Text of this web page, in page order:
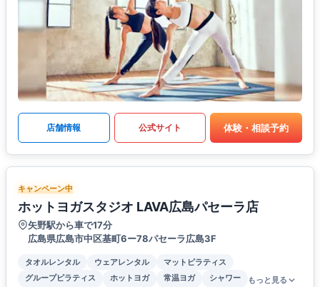
店舗情報 公式サイト 体験・相談予約
キャンペーン中
ホットヨガスタジオ LAVA広島パセーラ店
矢野駅から車で17分
広島県広島市中区基町6ー78パセーラ広島3F
タオルレンタル ウェアレンタル
マットピラティス
グループピラティス
ホットヨガ 常温ヨガ シャワー もっと見る